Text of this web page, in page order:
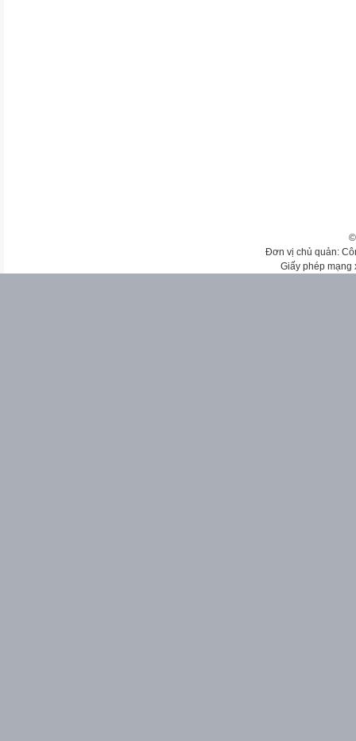
Đơn vị chủ quản:
Giấy phép mạng